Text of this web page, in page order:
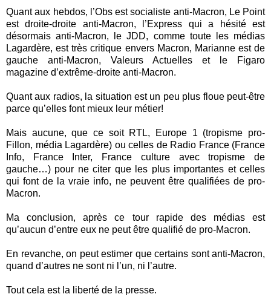
Quant aux hebdos, l’Obs est socialiste anti-Macron, Le Point
est droite-droite anti-Macron, l’Express qui a hésité est
désormais anti-Macron, le JDD, comme toute les médias
Lagardère, est très critique envers Macron, Marianne est de
gauche anti-Macron, Valeurs Actuelles et le Figaro
magazine d’extrême-droite anti-Macron.
Quant aux radios, la situation est un peu plus floue peut-être
parce qu’elles font mieux leur métier!
Mais aucune, que ce soit RTL, Europe 1 (tropisme pro-
Fillon, média Lagardère) ou celles de Radio France (France
Info, France Inter, France culture avec tropisme de
gauche…) pour ne citer que les plus importantes et celles
qui font de la vraie info, ne peuvent être qualifiées de pro-
Macron.
Ma conclusion, après ce tour rapide des médias est
qu’aucun d’entre eux ne peut être qualifié de pro-Macron.
En revanche, on peut estimer que certains sont anti-Macron,
quand d’autres ne sont ni l’un, ni l’autre.
Tout cela est la liberté de la presse.